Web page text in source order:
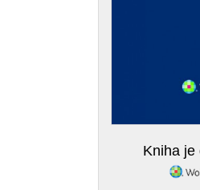
Kniha je